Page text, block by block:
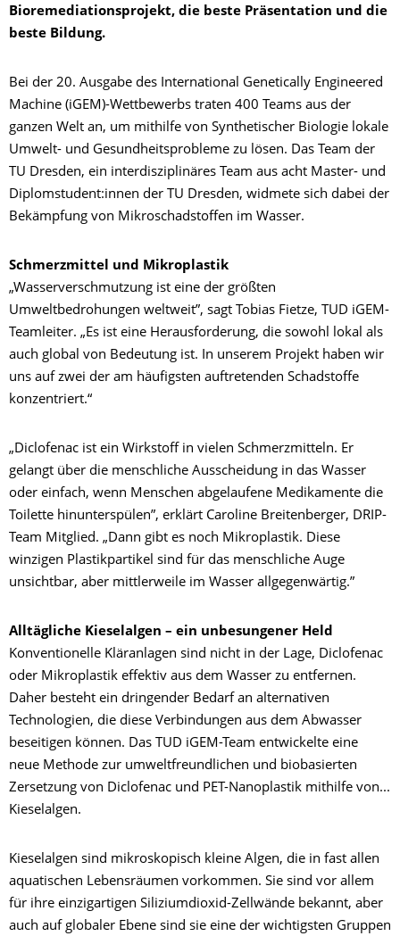
Bioremediationsprojekt, die beste Präsentation und die
beste Bildung.
Bei der 20. Ausgabe des International Genetically Engineered
Machine (iGEM)-Wettbewerbs traten 400 Teams aus der
ganzen Welt an, um mithilfe von Synthetischer Biologie lokale
Umwelt- und Gesundheitsprobleme zu lösen. Das Team der
TU Dresden, ein interdisziplinäres Team aus acht Master- und
Diplomstudent:innen der TU Dresden, widmete sich dabei der
Bekämpfung von Mikroschadstoffen im Wasser.
Schmerzmittel und Mikroplastik
„Wasserverschmutzung ist eine der größten
Umweltbedrohungen weltweit”, sagt Tobias Fietze, TUD iGEM-
Teamleiter. „Es ist eine Herausforderung, die sowohl lokal als
auch global von Bedeutung ist. In unserem Projekt haben wir
uns auf zwei der am häufigsten auftretenden Schadstoffe
konzentriert.“
„Diclofenac ist ein Wirkstoff in vielen Schmerzmitteln. Er
gelangt über die menschliche Ausscheidung in das Wasser
oder einfach, wenn Menschen abgelaufene Medikamente die
Toilette hinunterspülen”, erklärt Caroline Breitenberger, DRIP-
Team Mitglied. „Dann gibt es noch Mikroplastik. Diese
winzigen Plastikpartikel sind für das menschliche Auge
unsichtbar, aber mittlerweile im Wasser allgegenwärtig.”
Alltägliche Kieselalgen – ein unbesungener Held
Konventionelle Kläranlagen sind nicht in der Lage, Diclofenac
oder Mikroplastik effektiv aus dem Wasser zu entfernen.
Daher besteht ein dringender Bedarf an alternativen
Technologien, die diese Verbindungen aus dem Abwasser
beseitigen können. Das TUD iGEM-Team entwickelte eine
neue Methode zur umweltfreundlichen und biobasierten
Zersetzung von Diclofenac und PET-Nanoplastik mithilfe von...
Kieselalgen.
Kieselalgen sind mikroskopisch kleine Algen, die in fast allen
aquatischen Lebensräumen vorkommen. Sie sind vor allem
für ihre einzigartigen Siliziumdioxid-Zellwände bekannt, aber
auch auf globaler Ebene sind sie eine der wichtigsten Gruppen